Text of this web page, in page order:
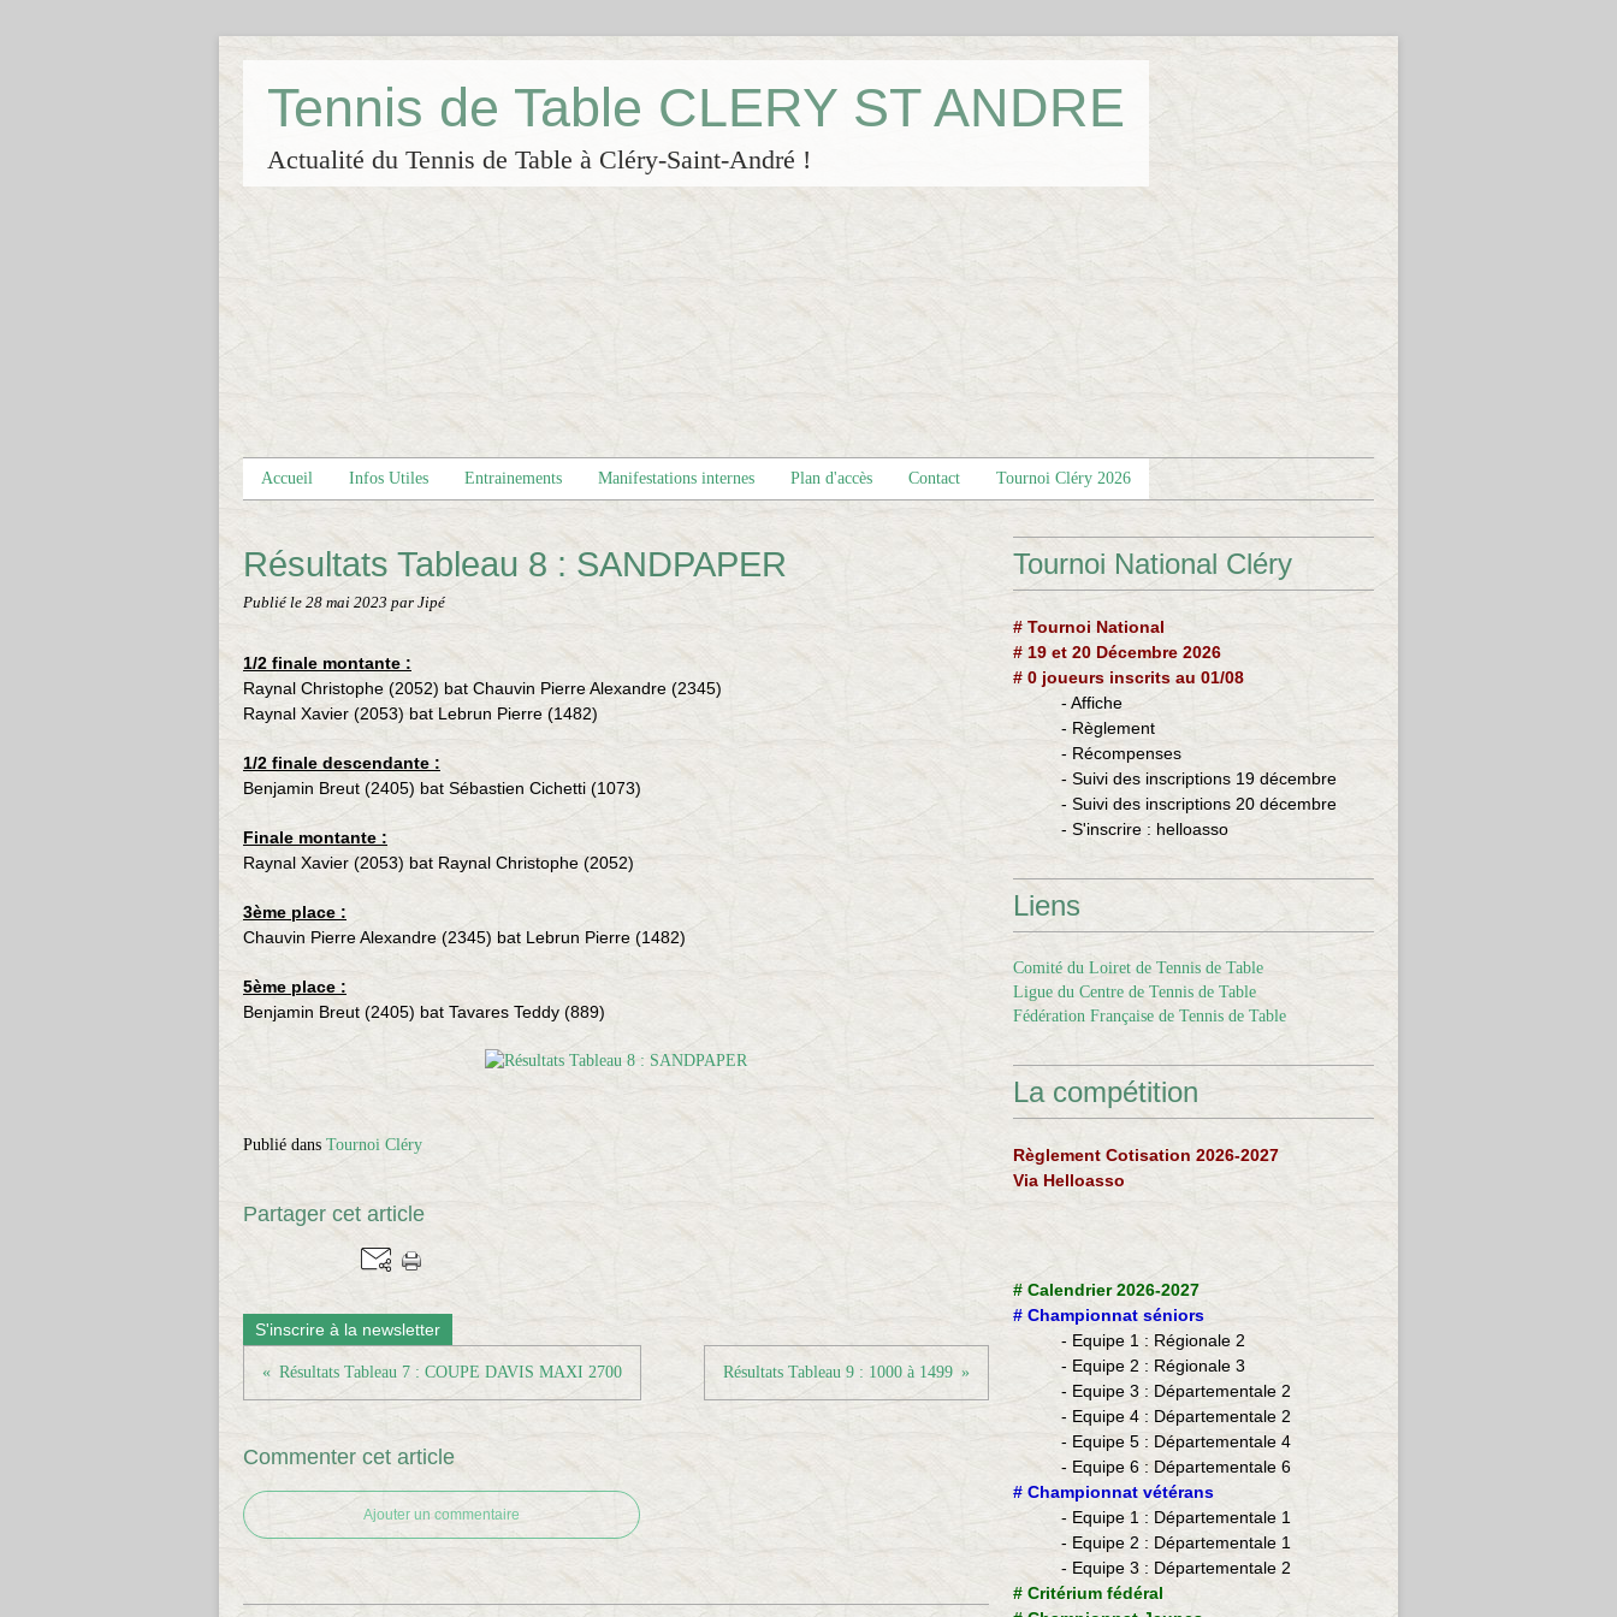
Tennis de Table CLERY ST ANDRE
Actualité du Tennis de Table à Cléry-Saint-André !
Accueil Infos Utiles Entrainements Manifestations internes Plan d'accès Contact Tournoi Cléry 2026
Résultats Tableau 8 : SANDPAPER
Publié le 28 mai 2023 par Jipé
1/2 finale montante :
Raynal Christophe (2052) bat Chauvin Pierre Alexandre (2345)
Raynal Xavier (2053) bat Lebrun Pierre (1482)
1/2 finale descendante :
Benjamin Breut (2405) bat Sébastien Cichetti (1073)
Finale montante :
Raynal Xavier (2053) bat Raynal Christophe (2052)
3ème place :
Chauvin Pierre Alexandre (2345) bat Lebrun Pierre (1482)
5ème place :
Benjamin Breut (2405) bat Tavares Teddy (889)
Publié dans Tournoi Cléry
Partager cet article
S'inscrire à la newsletter
Résultats Tableau 7 : COUPE DAVIS MAXI 2700 Résultats Tableau 9 : 1000 à 1499
Commenter cet article
Ajouter un commentaire
Tournoi National Cléry
# Tournoi National
# 19 et 20 Décembre 2026
# 0 joueurs inscrits au 01/08
- Affiche
- Règlement
- Récompenses
- Suivi des inscriptions 19 décembre
- Suivi des inscriptions 20 décembre
- S'inscrire : helloasso
Liens
Comité du Loiret de Tennis de Table
Ligue du Centre de Tennis de Table
Fédération Française de Tennis de Table
La compétition
Règlement Cotisation 2026-2027
Via Helloasso
# Calendrier 2026-2027
# Championnat séniors
- Equipe 1 : Régionale 2
- Equipe 2 : Régionale 3
- Equipe 3 : Départementale 2
- Equipe 4 : Départementale 2
- Equipe 5 : Départementale 4
- Equipe 6 : Départementale 6
​# Championnat vétérans
- ​Equipe 1 : Départementale 1
- Equipe 2 : Départementale 1
- Equipe 3 : Départementale 2
# Critérium fédéral